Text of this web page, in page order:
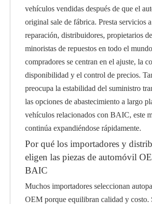
vehículos vendidas después de que el
original sale de fábrica. Presta servicios
reparación, distribuidores, propietarios
minoristas de repuestos en todo el
compradores se centran en el ajuste, la
disponibilidad y el control de precios.
preocupa la estabilidad del suministro
las opciones de abastecimiento a largo
vehículos relacionados con BAIC, este
continúa expandiéndose rápidamente.
Por qué los importadores y
eligen las piezas de automóvil
BAIC
Muchos importadores seleccionan
OEM porque equilibran calidad y costo.